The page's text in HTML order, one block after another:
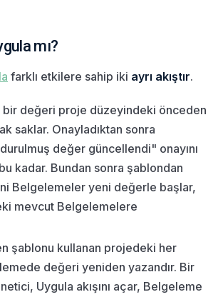
mı?
farklı etkilere sahip iki ayrı akıştır.
bir değeri proje düzeyindeki önceden
saklar. Onayladıktan sonra
değer güncellendi" onayını
kadar. Bundan sonra şablondan
Belgelemeler yeni değerle başlar,
mevcut Belgelemelere
şablonu kullanan projedeki her
değeri yeniden yazandır. Bir
Uygula akışını açar, Belgeleme